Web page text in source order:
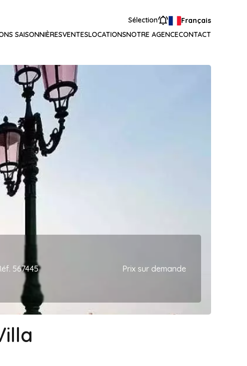
Sélection
Français
SAISONNIÈRESVENTESLOCATIONSNOTRE AGENCECONTACT
567445 Prix sur demande